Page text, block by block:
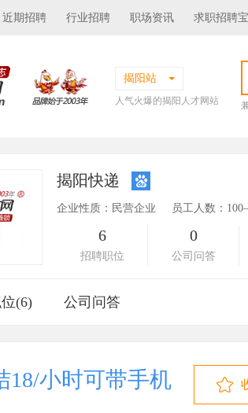
近期招聘 行业招聘 职场资讯 求职招聘
揭阳站
人气火爆的揭阳人才网站
揭阳快递
企业性质：民营企业 员工人数：
6
招聘职位
0
公司问答
(6) 公司问答
18/小时可带手机